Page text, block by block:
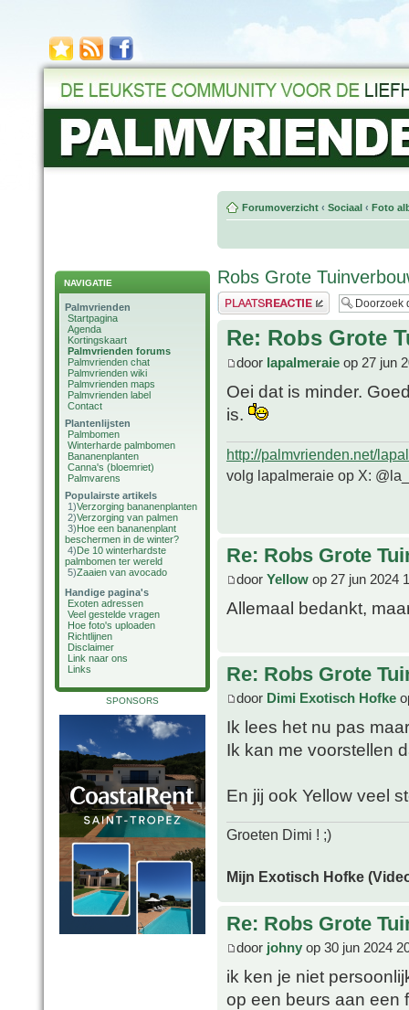
NAVIGATIE
Palmvrienden
Startpagina
Agenda
Kortingskaart
Palmvrienden forums
Palmvrienden chat
Palmvrienden wiki
Palmvrienden maps
Palmvrienden label
Contact
Plantenlijsten
Palmbomen
Winterharde palmbomen
Bananenplanten
Canna's (bloemriet)
Palmvarens
Populairste artikels
1)Verzorging bananenplanten
2)Verzorging van palmen
3)Hoe een bananenplant
beschermen in de winter?
4)De 10 winterhardste
palmbomen ter wereld
5)Zaaien van avocado
Handige pagina's
Exoten adressen
Veel gestelde vragen
Hoe foto's uploaden
Richtlijnen
Disclaimer
Link naar ons
Links
SPONSORS
Forumoverzicht ‹ Sociaal ‹ Foto
Robs Grote
Plaats een reactie
Re: Robs Grote
door lapalmeraie op 27 jun
Oei dat is minder.
is.
http://palmvrienden.net/
volg lapalmeraie op X:
Re: Robs Grote
door Yellow op 27 jun 2024
Allemaal bedankt,
Re: Robs Grote
door Dimi Exotisch Hofke
Ik lees het nu pas
Ik kan me voorstellen
En jij ook Yellow veel
Groeten Dimi ! ;)
Mijn Exotisch Hofke
Re: Robs Grote
door johny op 30 jun 2024
ik ken je niet
op een beurs aan een